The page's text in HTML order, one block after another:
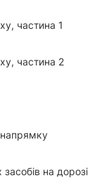
частина 1
частина 2
напрямку
на дорозі